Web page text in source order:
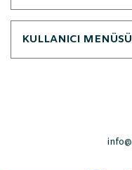
KULLANICI MENÜSÜ